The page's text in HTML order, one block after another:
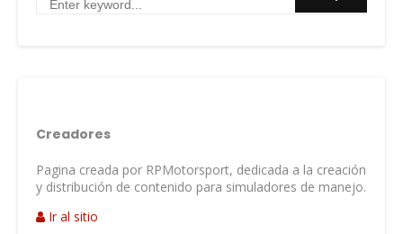
Creadores
Pagina creada por RPMotorsport, dedicada a la creación
y distribución de contenido para simuladores de manejo.
Ir al sitio